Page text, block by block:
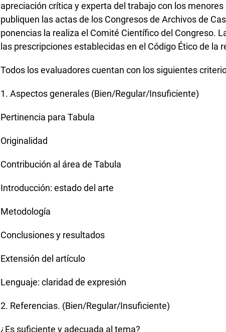
apreciación crítica y experta del trabajo con los
publiquen las actas de los Congresos de Archivos de
ponencias la realiza el Comité Científico del Congreso.
las prescripciones establecidas en el Código Ético de la
Todos los evaluadores cuentan con los siguientes
1. Aspectos generales (Bien/Regular/Insuficiente)
Pertinencia para Tabula
Originalidad
Contribución al área de Tabula
Introducción: estado del arte
Metodología
Conclusiones y resultados
Extensión del artículo
Lenguaje: claridad de expresión
2. Referencias. (Bien/Regular/Insuficiente)
¿Es suficiente y adecuada al tema?